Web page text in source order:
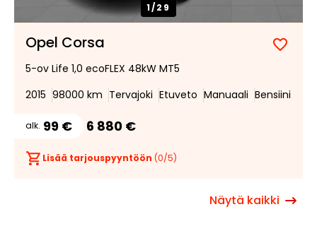
1/29
Opel Corsa
Lisää
5-ov Life 1,0 ecoFLEX 48kW MT5
2015 98000 km Tervajoki Etuveto Manuaali Bensiini
alk. 99 € 6 880 €
Lisää tarjouspyyntöön (0/5)
Näytä kaikki